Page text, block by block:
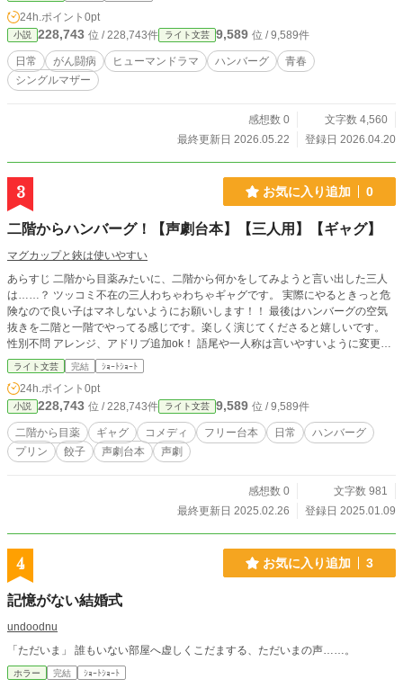
生｡葵の1人娘｡将来の夢はインフルエンサーやファッションモデルになること｡
月島数士(つきしまかずし)(42歳)葵のかかりつけの病院の主治医の産婦人科医｡
小川公美(おがわさとみ)(31歳)中高校時代のアマチュアガールズバンドの元メン
バー､ベースを担当｡職業は中学校音楽教員｡
24h.ポイント 0pt
小説 228,743 位 / 228,743件 ライト文芸 9,589 位 / 9,589件
日常 がん闘病 ヒューマンドラマ ハンバーグ
青春
シングルマザー
感想数 0
文字数 4,560
最終更新日 2026.05.22
登録日 2026.04.20
3 お気に入り追加 0
二階からハンバーグ！【声劇台本】【三人用】【ギャグ】
マグカップと鋏は使いやすい
あらすじ 二階から目薬みたいに、二階から何かをしてみようと言い出した三人
は……？ ツッコミ不在の三人わちゃわちゃギャグです。 実際にやるときっと危
険なので良い子はマネしないようにお願いします！！ 最後はハンバーグの空気
抜きを二階と一階でやってる感じです。楽しく演じてくださると嬉しいです。
性別不問 アレンジ、アドリブ追加ok！ 語尾や一人称は言いやすいように変更し
てください！。 性別不問です。 その場合は一人称や語尾の変更をお願いいたし
ます。 動画・音声投稿サイトに使用する場合は、使用許可は不要ですが一言い
ただけると嬉しいです。 大変喜びます。 自作発言、転載はご遠慮ください。 著
作権は放棄しておりません。 使用の際は作者名を記載してください。 性別不
問、内容や世界観が変わらない程度の変更や語尾の変更、方言等構いません。
ライト文芸 完結 ｼｮｰﾄｼｮｰﾄ
24h.ポイント 0pt
小説 228,743 位 / 228,743件 ライト文芸 9,589 位 / 9,589件
二階から目薬 ギャグ コメディ フリー台本 日常
ハンバーグ
プリン
餃子 声劇台本 声劇
感想数 0
文字数 981
最終更新日 2025.02.26
登録日 2025.01.09
4 お気に入り追加 3
記憶がない結婚式
undoodnu
「ただいま」 誰もいない部屋へ虚しくこだまする、ただいまの声……。
ホラー 完結 ｼｮｰﾄｼｮｰﾄ